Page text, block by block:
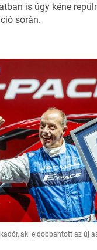
is úgy kéne
során.
aki eldobbantott az új